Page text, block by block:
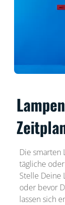
Die smarten
tägliche
Stelle Deine
oder bevor
lassen sich